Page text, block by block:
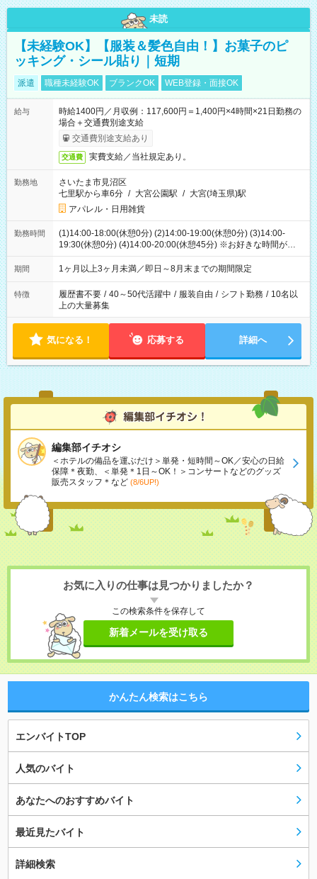
未読
【未経験OK】【服装＆髪色自由！】お菓子のピ
ッキング・シール貼り｜短期
派遣 職種未経験OK ブランクOK WEB登録・面接OK
給与
時給1400円／月収例：117,600円＝1,400円×4時間×21日勤務の
場合＋交通費別途支給
交通費別途支給あり
交通費 実費支給／当社規定あり。
勤務地
さいたま市見沼区
七里駅から車6分 / 大宮公園駅 / 大宮(埼玉県)駅
アパレル・日用雑貨
勤務時間
(1)14:00-18:00(休憩0分) (2)14:00-19:00(休憩0分) (3)14:00-
19:30(休憩0分) (4)14:00-20:00(休憩45分) ※お好きな時間が選べ
ます
期間 1ヶ月以上3ヶ月未満／即日～8月末までの期間限定
特徴 履歴書不要 / 40～50代活躍中 / 服装自由 / シフト勤務 / 10名以
上の大量募集
気になる！ 応募する 詳細へ
編集部イチオシ
＜ホテルの備品を運ぶだけ＞単発・短時間～OK／安心の日給
保障＊夜勤、＜単発＊1日～OK！＞コンサートなどのグッズ
販売スタッフ＊など (8/6UP!)
お気に入りの仕事は見つかりましたか？
この検索条件を保存して
新着メールを受け取る
かんたん検索はこちら
エンバイトTOP
人気のバイト
あなたへのおすすめバイト
最近見たバイト
詳細検索